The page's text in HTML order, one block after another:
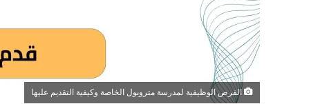
الفرص الوظيفية لمدرسة متروبول الخاصة وكيفية التقديم عليها